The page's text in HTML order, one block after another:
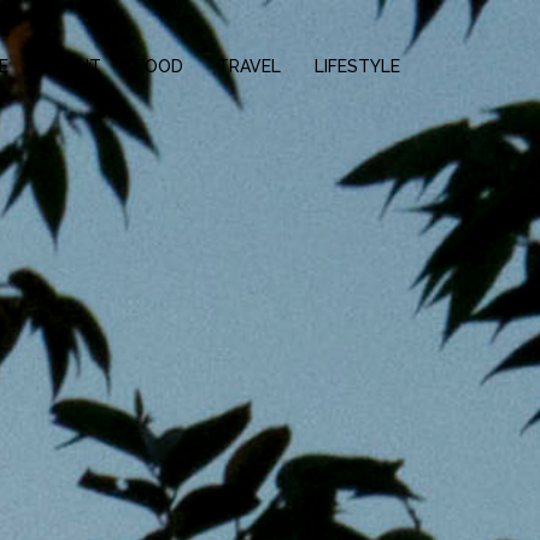
ABOUT FOOD TRAVEL LIFESTYLE